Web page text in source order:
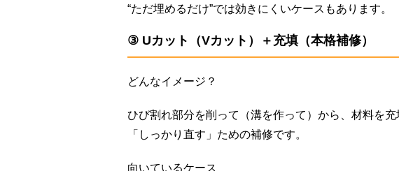
“ただ埋めるだけ”では効きにくいケースもあります。
③ Uカット（Vカット）＋充填（本格補修）
どんなイメージ？
ひび割れ部分を削って（溝を作って）から、材料を充
「しっかり直す」ための補修です。
向いているケース